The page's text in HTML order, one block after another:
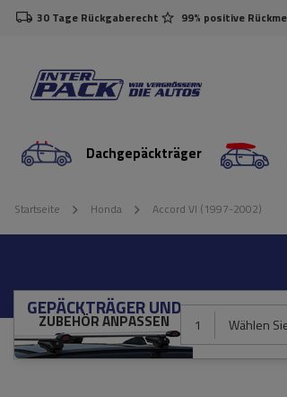
30 Tage Rückgaberecht 99% positive
Dachgepäckträger
Startseite Honda Accord VI (1997-2002)
GEPÄCKTRÄGER UND
ZUBEHÖR ANPASSEN 1 Wählen